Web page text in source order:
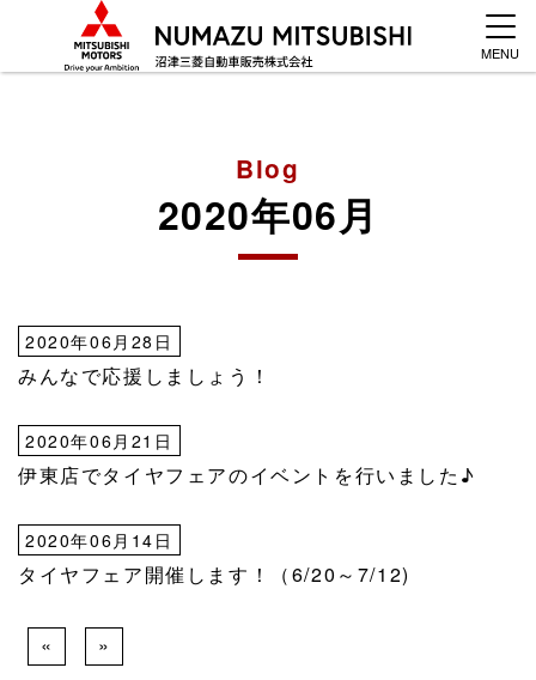
MENU
Blog
2020年06月
2020年06月28日
みんなで応援しましょう！
2020年06月21日
伊東店でタイヤフェアのイベントを行いました♪
2020年06月14日
タイヤフェア開催します！（6/20～7/12)
« »